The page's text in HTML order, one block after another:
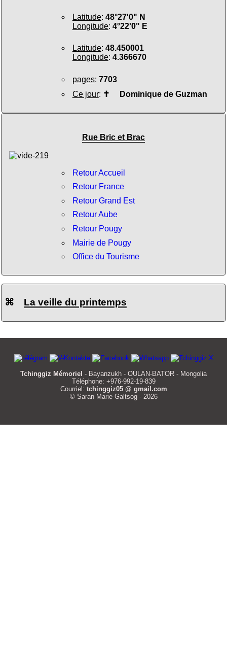
Latitude: 48°27'0" N
Longitude: 4°22'0" E
Latitude: 48.450001
Longitude: 4.366670
pages: 7703
Ce jour: ✝ Dominique de Guzman
Rue Bric et Brac
Retour Accueil
Retour France
Retour Grand Est
Retour Aube
Retour Pougy
Mairie de Pougy
Office du Tourisme
⌘ La veille du printemps
Tchinggiz Mémoriel - Bayanzukh - OULAN-BATOR - Mongolia
Téléphone: +976-992-19-839
Courriel: tchinggiz05 @ gmail.com
© Saran Marie Galtsog - 2026